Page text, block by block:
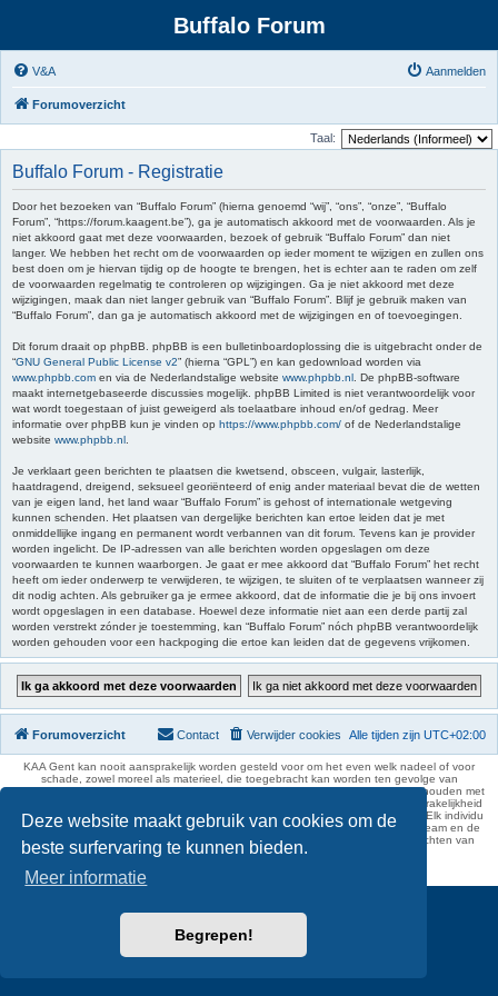
Deze website maakt gebruik van cookies om de
beste surfervaring te kunnen bieden.
Meer informatie
Begrepen!
Buffalo Forum
V&A Aanmelden
Forumoverzicht
Taal:
Buffalo Forum - Registratie
Door het bezoeken van “Buffalo Forum” (hierna genoemd “wij”, “ons”, “onze”, “Buffalo
Forum”, “https://forum.kaagent.be”), ga je automatisch akkoord met de voorwaarden. Als je
niet akkoord gaat met deze voorwaarden, bezoek of gebruik “Buffalo Forum” dan niet
langer. We hebben het recht om de voorwaarden op ieder moment te wijzigen en zullen ons
best doen om je hiervan tijdig op de hoogte te brengen, het is echter aan te raden om zelf
de voorwaarden regelmatig te controleren op wijzigingen. Ga je niet akkoord met deze
wijzigingen, maak dan niet langer gebruik van “Buffalo Forum”. Blijf je gebruik maken van
“Buffalo Forum”, dan ga je automatisch akkoord met de wijzigingen en of toevoegingen.
Dit forum draait op phpBB. phpBB is een bulletinboardoplossing die is uitgebracht onder de
“GNU General Public License v2” (hierna “GPL”) en kan gedownload worden via
www.phpbb.com en via de Nederlandstalige website www.phpbb.nl . De phpBB-software
maakt internetgebaseerde discussies mogelijk. phpBB Limited is niet verantwoordelijk voor
wat wordt toegestaan of juist geweigerd als toelaatbare inhoud en/of gedrag. Meer
informatie over phpBB kun je vinden op https://www.phpbb.com/ of de Nederlandstalige
website www.phpbb.nl
Je verklaart geen berichten te plaatsen die kwetsend, obsceen, vulgair, lasterlijk,
haatdragend, dreigend, seksueel georiënteerd of enig ander materiaal bevat die de wetten
van je eigen land, het land waar “Buffalo Forum” is gehost of internationale wetgeving
kunnen schenden. Het plaatsen van dergelijke berichten kan ertoe leiden dat je met
onmiddellijke ingang en permanent wordt verbannen van dit forum. Tevens kan je provider
worden ingelicht. De IP-adressen van alle berichten worden opgeslagen om deze
voorwaarden te kunnen waarborgen. Je gaat er mee akkoord dat “Buffalo Forum” het recht
heeft om ieder onderwerp te verwijderen, te wijzigen, te sluiten of te verplaatsen wanneer zij
dit nodig achten. Als gebruiker ga je ermee akkoord, dat de informatie die je bij ons invoert
wordt opgeslagen in een database. Hoewel deze informatie niet aan een derde partij zal
worden verstrekt zónder je toestemming, kan “Buffalo Forum” nóch phpBB verantwoordelijk
worden gehouden voor een hackpoging die ertoe kan leiden dat de gegevens vrijkomen.
Forumoverzicht Alle tijden zijn UTC+02:00
Verwijder cookies
Contact
KAA Gent kan nooit aansprakelijk worden gesteld voor om het even welk nadeel of voor
schade, zowel moreel als materieel, die toegebracht kan worden ten gevolge van
feitelijkheden en daden van derden die rechtstreeks of onrechtstreeks verband houden met
de gegevens vermeld op de website van KAA Gent. Deze ontheffing van aansprakelijkheid
geldt inzonderheid voor het forum, waarvan KAA Gent zich volledig distantieert. Elk individu
is dus verantwoordelijk voor zijn uitlatingen op het Buffalo Forum. Ook het webteam en de
moderators kunnen niet aansprakelijk gesteld worden voor de inhoud van berichten van
gebruikers.